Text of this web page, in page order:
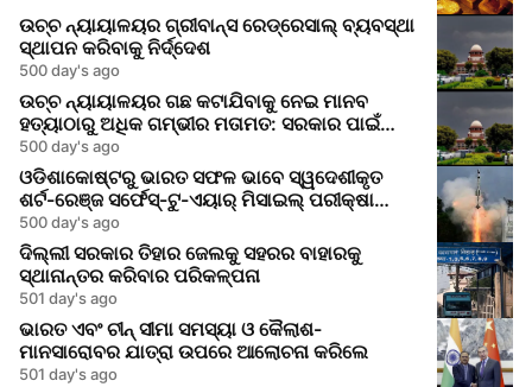
ଉଚ୍ଚ ନ୍ୟାୟାଳୟର ଗ୍ରୀବାନ୍ସ ରେଡ୍ରେସାଲ୍ ବ୍ୟବସ୍ଥା
ସ୍ଥାପନ କରିବାକୁ ନିର୍ଦ୍ଦେଶ
500 day's ago
ଉଚ୍ଚ ନ୍ୟାୟାଳୟର ଗଛ କଟାଯିବାକୁ ନେଇ ମାନବ
ହତ୍ୟାଠାରୁ ଅଧିକ ଗମ୍ଭୀର ମତାମତ: ସରକାର ପାଇଁ
ଜାଗୃକତା ସଙ୍କେତ
500 day's ago
ଓଡିଶାକୋଷ୍ଟରୁ ଭାରତ ସଫଳ ଭାବେ ସ୍ୱଦେଶୀକୃତ
ଶର୍ଟ-ରେଞ୍ଜ ସର୍ଫେସ୍-ଟୁ-ଏୟାର୍ ମିସାଇଲ୍ ପରୀକ୍ଷା
କରିଲା
500 day's ago
ଦିଲ୍ଲୀ ସରକାର ତିହାର ଜେଲକୁ ସହରର ବାହାରକୁ
ସ୍ଥାନାନ୍ତର କରିବାର ପରିକଳ୍ପନା
501 day's ago
ଭାରତ ଏବଂ ଚୀନ୍ ସୀମା ସମସ୍ୟା ଓ କୈଲାଶ-
ମାନସାରୋବର ଯାତ୍ରା ଉପରେ ଆଲୋଚନା କରିଲେ
501 day's ago